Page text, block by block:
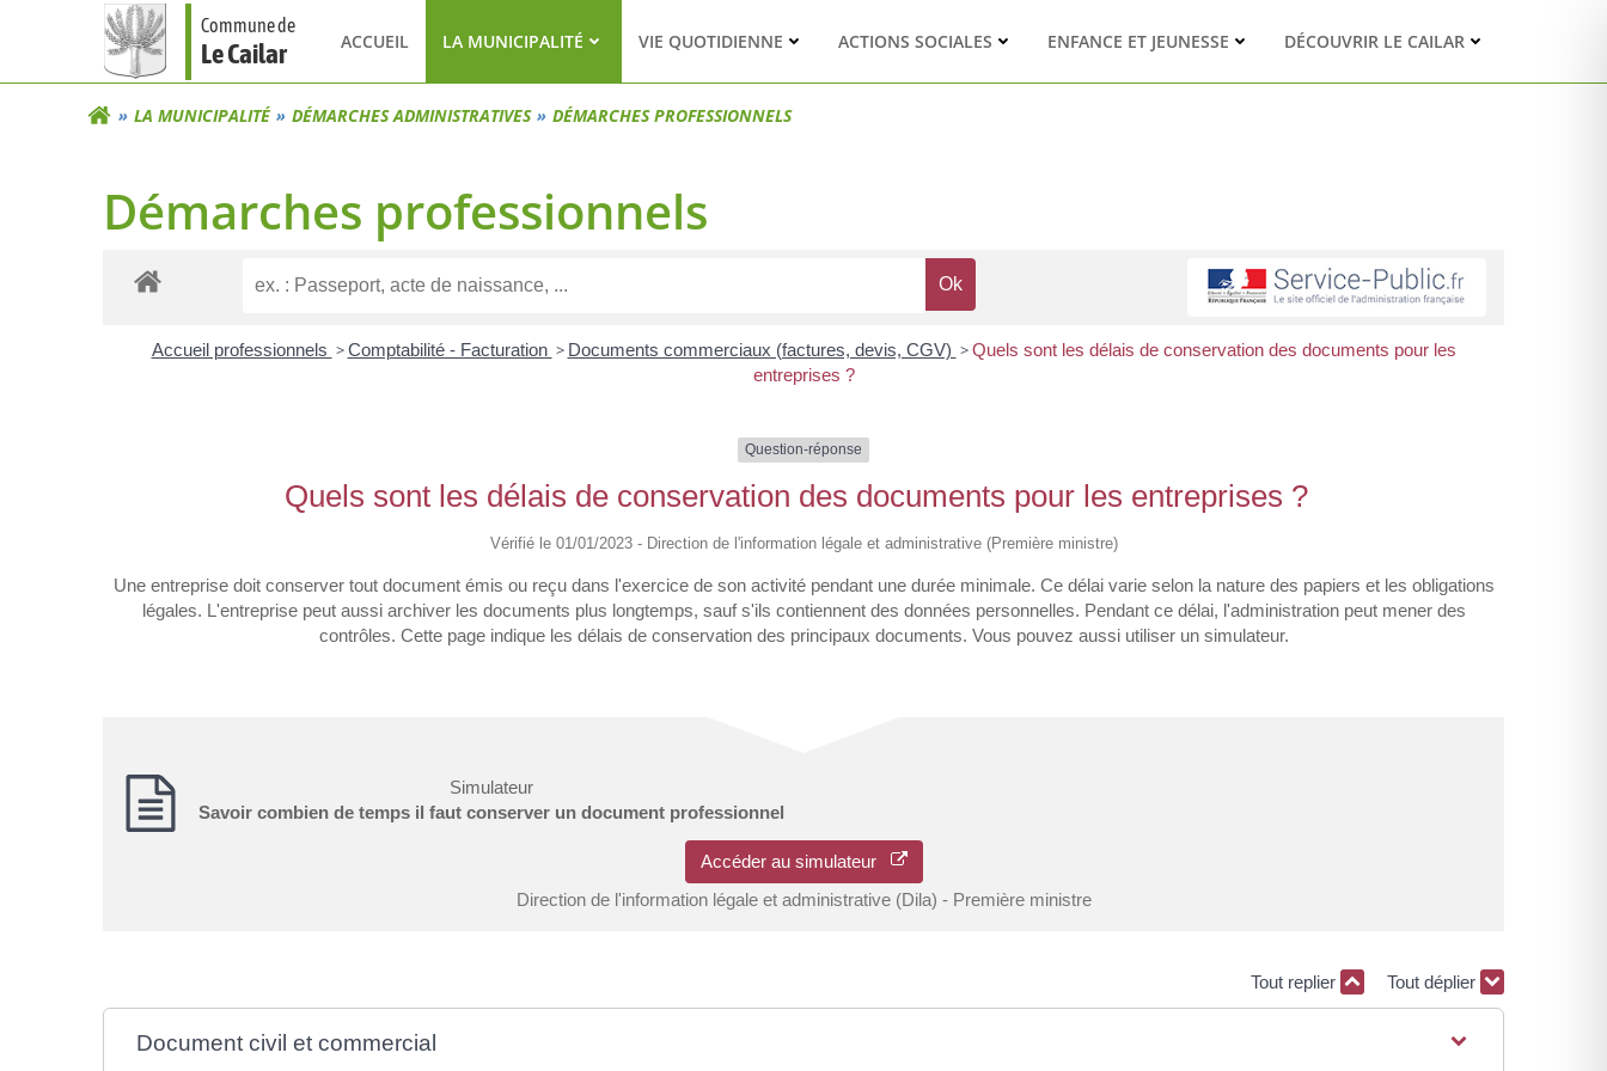
Commune de
Le Cailar ACCUEIL LA MUNICIPALITÉ VIE QUOTIDIENNE ACTIONS SOCIALES ENFANCE ET JEUNESSE DÉCOUVRIR LE CAILAR
LA MUNICIPALITÉ DÉMARCHES ADMINISTRATIVES DÉMARCHES PROFESSIONNELS
Démarches professionnels
Accueil professionnels > Comptabilité - Facturation > Documents commerciaux (factures, devis, CGV) > Quels sont les délais de conservation des documents pour les
entreprises ?
Question-réponse
Quels sont les délais de conservation des documents pour les entreprises ?
Vérifié le 01/01/2023 - Direction de l'information légale et administrative (Première ministre)
Une entreprise doit conserver tout document émis ou reçu dans l'exercice de son activité pendant une durée minimale. Ce délai varie selon la nature des papiers et les obligations
légales. L'entreprise peut aussi archiver les documents plus longtemps, sauf s'ils contiennent des données personnelles. Pendant ce délai, l'administration peut mener des
contrôles. Cette page indique les délais de conservation des principaux documents. Vous pouvez aussi utiliser un simulateur.
Simulateur
Savoir combien de temps il faut conserver un document professionnel
Accéder au simulateur
Direction de l'information légale et administrative (Dila) - Première ministre
Tout replier Tout déplier
Document civil et commercial